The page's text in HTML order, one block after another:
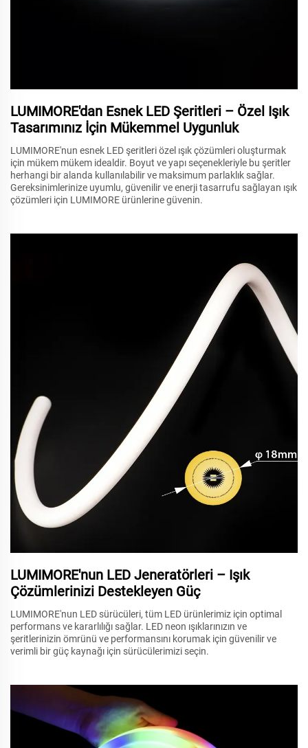
LUMIMORE'dan Esnek LED Şeritleri – Özel Işık
Tasarımınız İçin Mükemmel Uygunluk
LUMIMORE'nun esnek LED şeritleri özel ışık çözümleri oluşturmak
için mükem mükem idealdir. Boyut ve yapı seçenekleriyle bu şeritler
herhangi bir alanda kullanılabilir ve maksimum parlaklık sağlar.
Gereksinimlerinize uyumlu, güvenilir ve enerji tasarrufu sağlayan ışık
çözümleri için LUMIMORE ürünlerine güvenin.
LUMIMORE'nun LED Jeneratörleri – Işık
Çözümlerinizi Destekleyen Güç
LUMIMORE'nun LED sürücüleri, tüm LED ürünlerimiz için optimal
performans ve kararlılığı sağlar. LED neon ışıklarınızın ve
şeritlerinizin ömrünü ve performansını korumak için güvenilir ve
verimli bir güç kaynağı için sürücülerimizi seçin.